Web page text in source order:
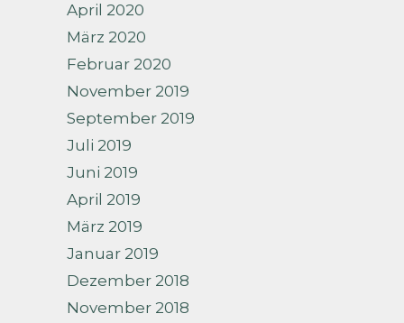
April 2020
März 2020
Februar 2020
November 2019
September 2019
Juli 2019
Juni 2019
April 2019
März 2019
Januar 2019
Dezember 2018
November 2018